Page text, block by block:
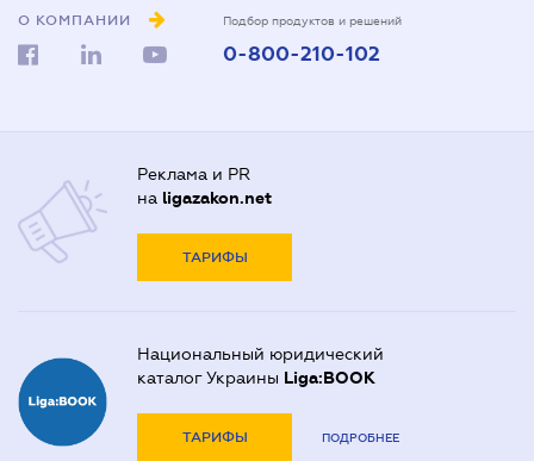
О КОМПАНИИ Подбор продуктов и решений
0-800-210-102
Реклама и PR
на ligazakon.net
ТАРИФЫ
Национальный юридический
каталог Украины Liga:BOOK
ТАРИФЫ ПОДРОБНЕЕ